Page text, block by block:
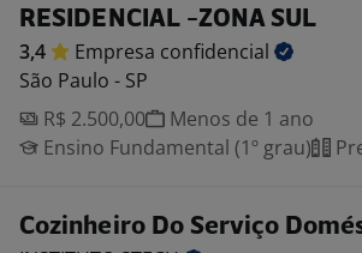
RESIDENCIAL -ZONA SUL
3,4 Empresa confidencial
São Paulo - SP
R$ 2.500,00
Menos de 1 ano
Ensino Fundamental (1º grau)
Cozinheiro Do Serviço